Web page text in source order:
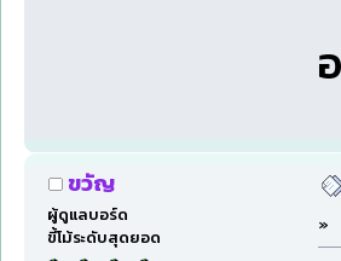
ขวัญ
ผู้ดูแลบอร์ด
ขี้โม้ระดับสุดยอด
»